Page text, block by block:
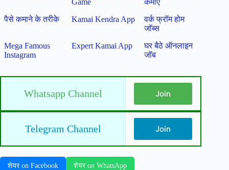
पैसे कमाने के तरीके
Kamai Kendra App
वर्क फ्रॉम होम
जॉब्स
Mega Famous
Instagram
Expert Kamai App
घर बैठे ऑनलाइन
जॉब
Whatsapp Channel Join
Telegram Channel Join
शेयर on Facebook शेयर on WhatsApp